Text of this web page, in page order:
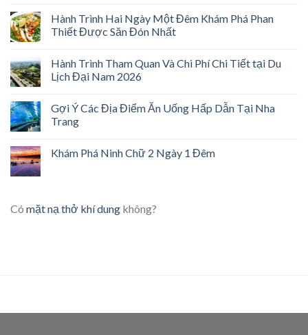
Hành Trình Hai Ngày Một Đêm Khám Phá Phan
Thiết Được Săn Đón Nhất
Hành Trình Tham Quan Và Chi Phí Chi Tiết tại Du
Lịch Đại Nam 2026
Gợi Ý Các Địa Điểm Ăn Uống Hấp Dẫn Tại Nha
Trang
Khám Phá Ninh Chữ 2 Ngày 1 Đêm
Có mặt nạ thở khí dung không?